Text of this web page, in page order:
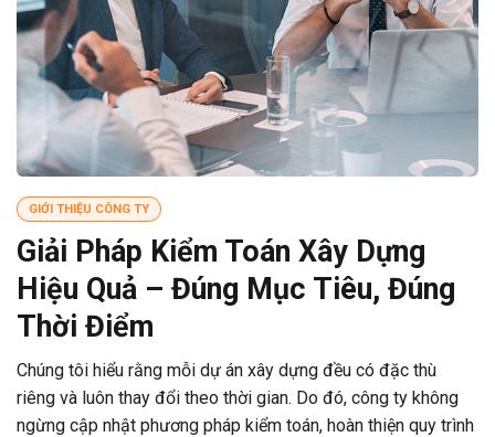
GIỚI THIỆU CÔNG TY
Giải Pháp Kiểm Toán Xây Dựng
Hiệu Quả – Đúng Mục Tiêu, Đúng
Thời Điểm
Chúng tôi hiểu rằng mỗi dự án xây dựng đều có đặc thù
riêng và luôn thay đổi theo thời gian. Do đó, công ty không
ngừng cập nhật phương pháp kiểm toán, hoàn thiện quy trình